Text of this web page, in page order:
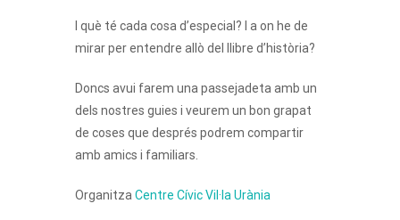
I què té cada cosa d’especial? I a on he de
mirar per entendre allò del llibre d’història?
Doncs avui farem una passejadeta amb un
dels nostres guies i veurem un bon grapat
de coses que després podrem compartir
amb amics i familiars.
Organitza Centre Cívic Vil·la Urània